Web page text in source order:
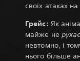
своїх атаках на
Грейс: Як
майже не
невтомно, і
нього більше